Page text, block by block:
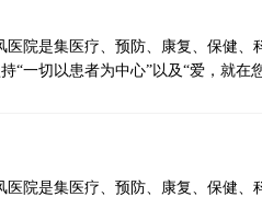
医院是集医疗、预防、康复、保健
“一切以患者为中心”以及“爱，就在
医院是集医疗、预防、康复、保健